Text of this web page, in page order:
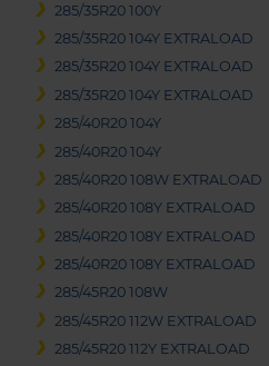
285/35R20 100Y
285/35R20 104Y EXTRALOAD
285/35R20 104Y EXTRALOAD
285/35R20 104Y EXTRALOAD
285/40R20 104Y
285/40R20 104Y
285/40R20 108W EXTRALOAD
285/40R20 108Y EXTRALOAD
285/40R20 108Y EXTRALOAD
285/40R20 108Y EXTRALOAD
285/45R20 108W
285/45R20 112W EXTRALOAD
285/45R20 112Y EXTRALOAD